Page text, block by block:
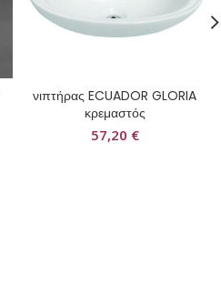
νιπτήρας ECUADOR GLORIA
κρεμαστός
57,20 €